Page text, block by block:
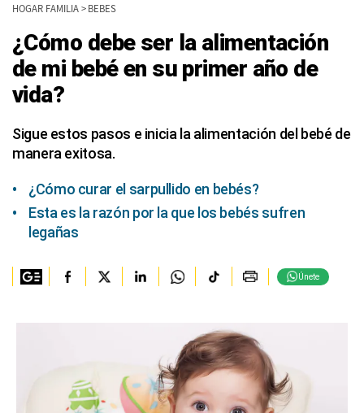
HOGAR FAMILIA> BEBES
¿Cómo debe ser la alimentación
de mi bebé en su primer año de
vida?
Sigue estos pasos e inicia la alimentación del bebé de
manera exitosa.
¿Cómo curar el sarpullido en bebés?
Esta es la razón por la que los bebés sufren
legañas
Únete